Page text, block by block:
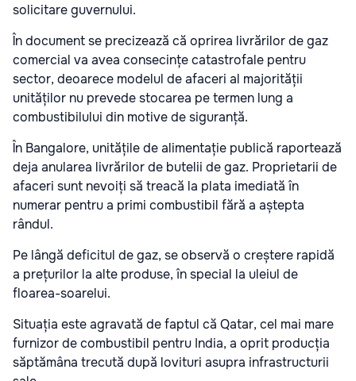
solicitare guvernului.
În document se precizează că oprirea livrărilor de gaz
comercial va avea consecințe catastrofale pentru
sector, deoarece modelul de afaceri al majorității
unităților nu prevede stocarea pe termen lung a
combustibilului din motive de siguranță.
În Bangalore, unitățile de alimentație publică raportează
deja anularea livrărilor de butelii de gaz. Proprietarii de
afaceri sunt nevoiți să treacă la plata imediată în
numerar pentru a primi combustibil fără a aștepta
rândul.
Pe lângă deficitul de gaz, se observă o creștere rapidă
a prețurilor la alte produse, în special la uleiul de
floarea-soarelui.
Situația este agravată de faptul că Qatar, cel mai mare
furnizor de combustibil pentru India, a oprit producția
săptămâna trecută după lovituri asupra infrastructurii